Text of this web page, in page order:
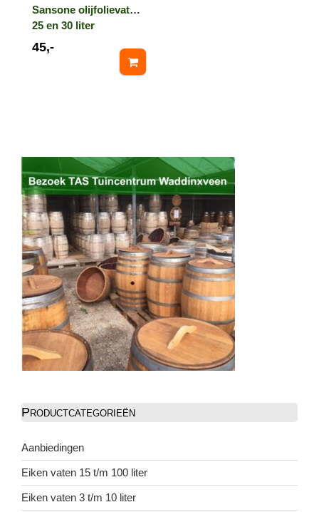
Sansone olijfolievat
25 en 30 liter
45,-
Productcategorieën
Aanbiedingen
Eiken vaten 15 t/m 100 liter
Eiken vaten 3 t/m 10 liter